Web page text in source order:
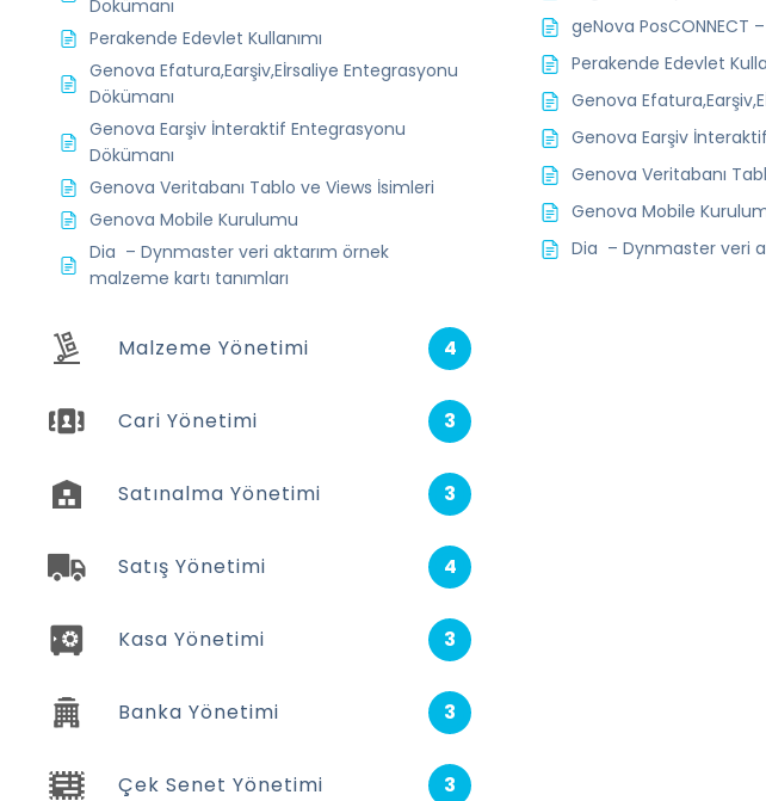
Dokümanı
Perakende Edevlet Kullanımı
Genova Efatura,Earşiv,Eİrsaliye Entegrasyonu
Dökümanı
Genova Earşiv İnteraktif Entegrasyonu
Dökümanı
Genova Veritabanı Tablo ve Views İsimleri
Genova Mobile Kurulumu
Dia – Dynmaster veri aktarım örnek
malzeme kartı tanımları
Malzeme Yönetimi 4
Cari Yönetimi 3
Satınalma Yönetimi 3
Satış Yönetimi 4
Kasa Yönetimi 3
Banka Yönetimi 3
Çek Senet Yönetimi 3
geNova PosCONNECT
Perakende Edevlet
Genova
Genova Earşiv
Genova Veritabanı
Genova Mobile
Dia – Dynmaster veri